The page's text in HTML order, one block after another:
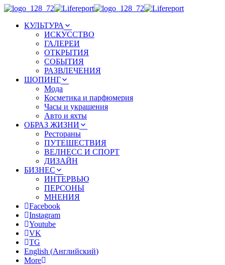
КУЛЬТУРА
ИСКУССТВО
ГАЛЕРЕИ
ОТКРЫТИЯ
СОБЫТИЯ
РАЗВЛЕЧЕНИЯ
ШОПИНГ
Мода
Косметика и парфюмерия
Часы и украшения
Авто и яхты
ОБРАЗ ЖИЗНИ
Рестораны
ПУТЕШЕСТВИЯ
ВЕЛНЕСС И СПОРТ
ДИЗАЙН
БИЗНЕС
ИНТЕРВЬЮ
ПЕРСОНЫ
МНЕНИЯ
Facebook
Instagram
Youtube
VK
TG
English (Английский)
More